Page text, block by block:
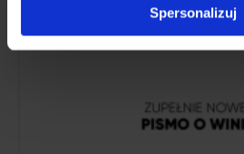
Spersonalizuj